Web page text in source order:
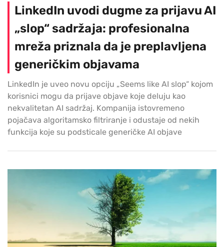
LinkedIn uvodi dugme za prijavu AI
„slop“ sadržaja: profesionalna
mreža priznala da je preplavljena
generičkim objavama
LinkedIn je uveo novu opciju „Seems like AI slop“ kojom
korisnici mogu da prijave objave koje deluju kao
nekvalitetan AI sadržaj. Kompanija istovremeno
pojačava algoritamsko filtriranje i odustaje od nekih
funkcija koje su podsticale generičke AI objave